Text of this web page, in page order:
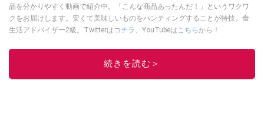
品を分かりやすく動画で紹介中。「こんな商品あったんだ！」というワクワ
クをお届けします。安くて美味しいものをハンティングすることが特技。食
生活アドバイザー2級。Twitterは コチラ 、YouTubeはこちらから！
このイチオシストの他の記事を読む
続きを読む＞